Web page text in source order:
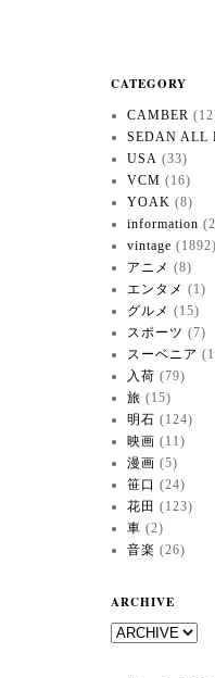
CATEGORY
CAMBER
SEDAN ALL
USA (33)
VCM (16)
YOAK (8)
information
vintage (1892)
アニメ (8)
エンタメ (1)
グルメ (15)
スポーツ (7)
スーベニア
入荷 (79)
旅 (15)
明石 (124)
映画 (11)
漫画 (5)
笹口 (24)
花田 (123)
車 (2)
音楽 (26)
ARCHIVE